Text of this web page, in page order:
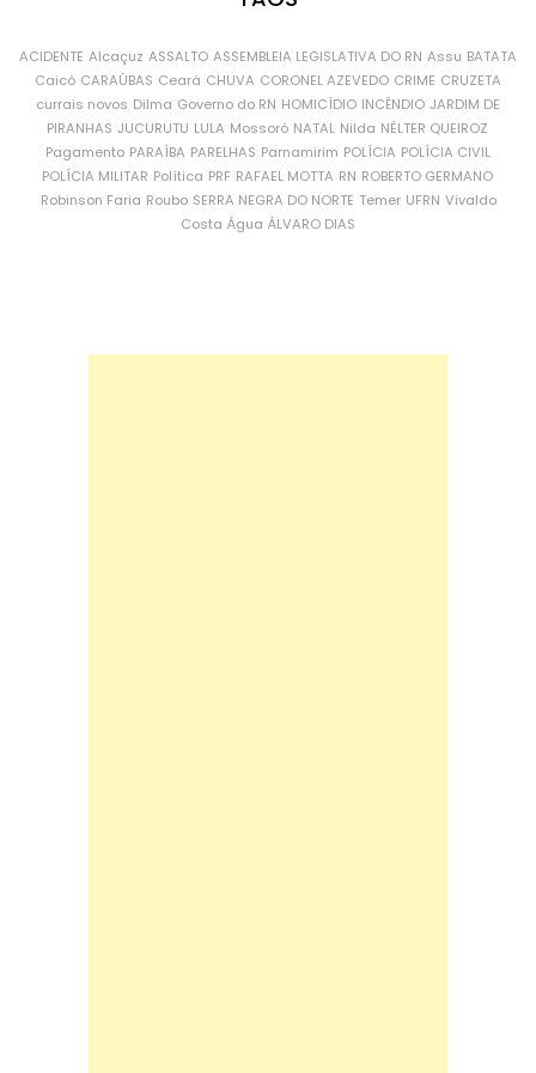
ACIDENTE Alcaçuz ASSALTO ASSEMBLEIA LEGISLATIVA DO RN Assu BATATA
Caicó CARAÚBAS Ceará CHUVA CORONEL AZEVEDO CRIME CRUZETA
currais novos Dilma Governo do RN HOMICÍDIO INCÊNDIO JARDIM DE
PIRANHAS JUCURUTU LULA Mossoró NATAL Nilda NÉLTER QUEIROZ
Pagamento PARAÍBA PARELHAS Parnamirim POLÍCIA POLÍCIA CIVIL
POLÍCIA MILITAR Política PRF RAFAEL MOTTA RN ROBERTO GERMANO
Robinson Faria Roubo SERRA NEGRA DO NORTE Temer UFRN Vivaldo
Costa Água ÁLVARO DIAS